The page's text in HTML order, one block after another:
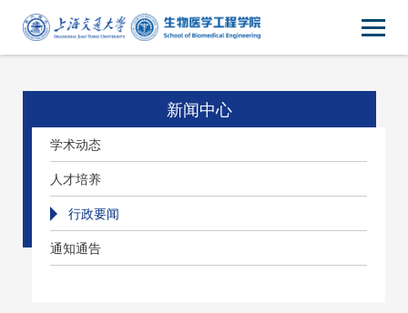
新闻中心
学术动态
人才培养
行政要闻
通知通告